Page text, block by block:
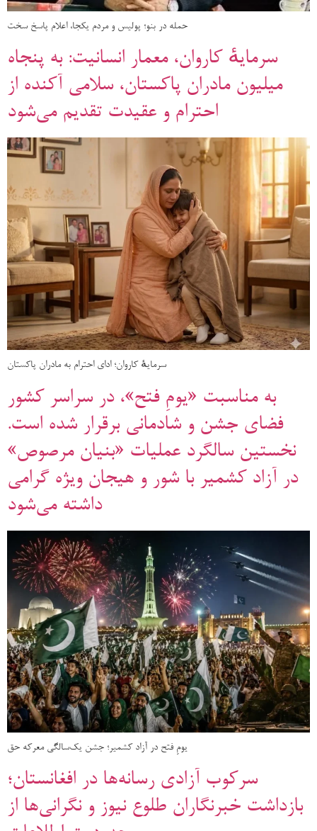
حمله در بنو؛ پولیس و مردم یکجا، اعلام پاسخ سخت
سرمایهٔ کاروان، معمار انسانیت: به پنجاه
میلیون مادران پاکستان، سلامی آکنده از
احترام و عقیدت تقدیم می‌شود
سرمایهٔ کاروان؛ ادای احترام به مادران پاکستان
به مناسبت «یومِ فتح»، در سراسر کشور
فضای جشن و شادمانی برقرار شده است.
نخستین سالگرد عملیات «بنیان مرصوص»
در آزاد کشمیر با شور و هیجان ویژه گرامی
داشته می‌شود
یومِ فتح در آزاد کشمیر؛ جشن یک‌سالگی معرکه حق
سرکوب آزادی رسانه‌ها در افغانستان؛
بازداشت خبرنگاران طلوع نیوز و نگرانی‌ها از